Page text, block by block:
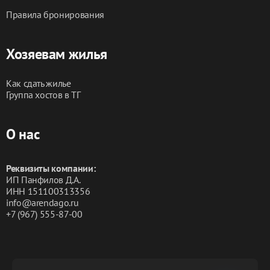
#ростовнедорогиеквартирыпосуточно
#арендапосуточноростов
Правила бронирования
Хозяевам жилья
Как сдать жилье
Группа хостов в ТГ
О нас
Реквизиты компании:
ИП Панфилов Д.А.
ИНН 151100313356
info@arendago.ru
+7 (967) 555-87-00